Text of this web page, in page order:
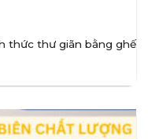
thức thư giãn bằng ghế